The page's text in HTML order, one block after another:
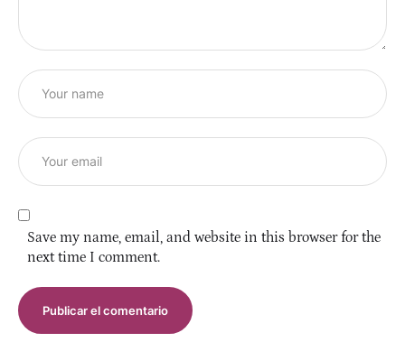
Save my name, email, and website in this browser for the
next time I comment.